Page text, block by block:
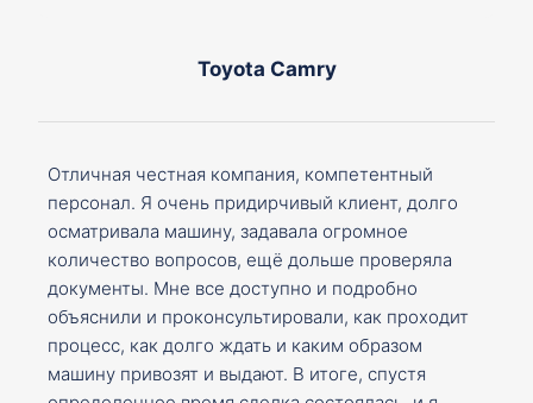
Toyota Camry
Отличная честная компания, компетентный
персонал. Я очень придирчивый клиент, долго
осматривала машину, задавала огромное
количество вопросов, ещё дольше проверяла
документы. Мне все доступно и подробно
объяснили и проконсультировали, как проходит
процесс, как долго ждать и каким образом
машину привозят и выдают. В итоге, спустя